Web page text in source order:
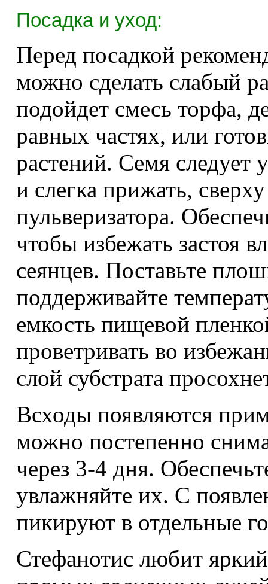
Посадка и уход:
Перед посадкой
можно сделать слабый
подойдет смесь торфа,
равных частях, или
растений. Семя следует
и слегка прижать,
пульверизатора.
чтобы избежать застоя
сеянцев. Поставьте
поддерживайте
емкость пищевой
проветривать во
слой субстрата
Всходы появляются
можно постепенно
через 3-4 дня.
увлажняйте их. С
пикируют в отдельные
Стефанотис любит